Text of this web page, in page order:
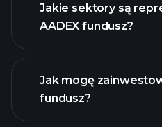
holdings
Jakie sektory są
AADEX fundusz?
Jak mogę
fundusz?